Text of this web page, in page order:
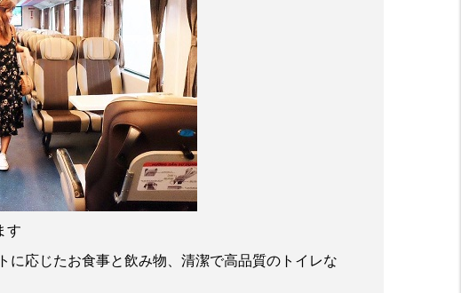
す
に応じたお食事と飲み物、清潔で高品質のトイレな